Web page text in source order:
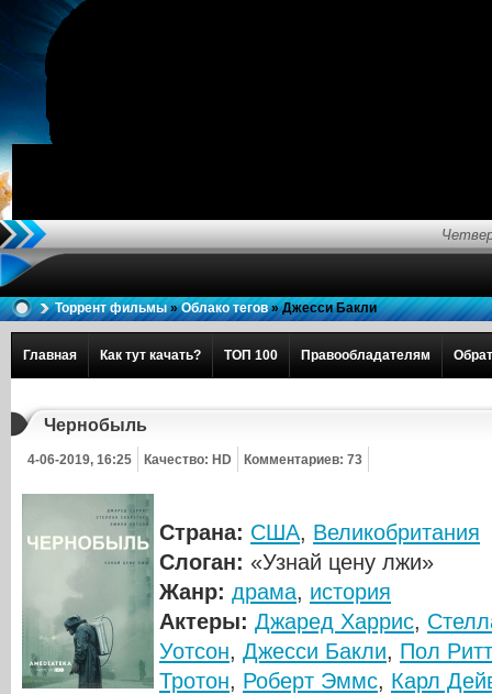
Торрент фильмы»Облако тегов» Джесси Бакли
Главная Как тут качать? ТОП 100 Правообладателям
Чернобыль
4-06-2019, 16:25 Качество: HD Комментариев: 73
Страна: США, Великобритания
Слоган: «Узнай цену лжи»
Жанр: драма, история
Актеры: Джаред Харрис,
Уотсон, Джесси Бакли, Пол
Тротон, Роберт Эммс, Карл